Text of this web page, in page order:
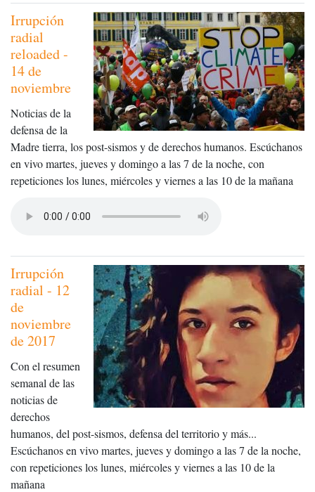
Irrupción
radial
reloaded -
14 de
noviembre
Noticias de la
defensa de la
Madre tierra, los post-sismos y de derechos humanos. Escúchanos
en vivo martes, jueves y domingo a las 7 de la noche, con
repeticiones los lunes, miércoles y viernes a las 10 de la mañana
Irrupción
radial - 12
de
noviembre
de 2017
Con el resumen
semanal de las
noticias de
derechos
humanos, del post-sismos, defensa del territorio y más...
Escúchanos en vivo martes, jueves y domingo a las 7 de la noche,
con repeticiones los lunes, miércoles y viernes a las 10 de la
mañana